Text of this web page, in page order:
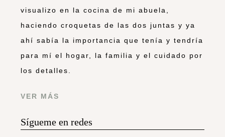
visualizo en la cocina de mi abuela,
haciendo croquetas de las dos juntas y ya
ahí sabía la importancia que tenía y tendría
para mí el hogar, la familia y el cuidado por
los detalles.
VER MÁS
Sígueme en redes